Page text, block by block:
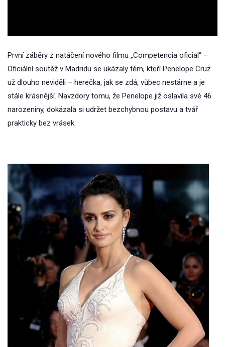
První záběry z natáčení nového filmu „Competencia oficial“ –
Oficiální soutěž v Madridu se ukázaly těm, kteří Penelope Cruz
už dlouho neviděli – herečka, jak se zdá, vůbec nestárne a je
stále krásnější. Navzdory tomu, že Penelope již oslavila své 46.
narozeniny, dokázala si udržet bezchybnou postavu a tvář
prakticky bez vrásek.